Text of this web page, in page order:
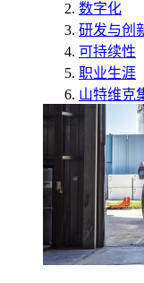
数字化
研发与创
可持续性
职业生涯
山特维克